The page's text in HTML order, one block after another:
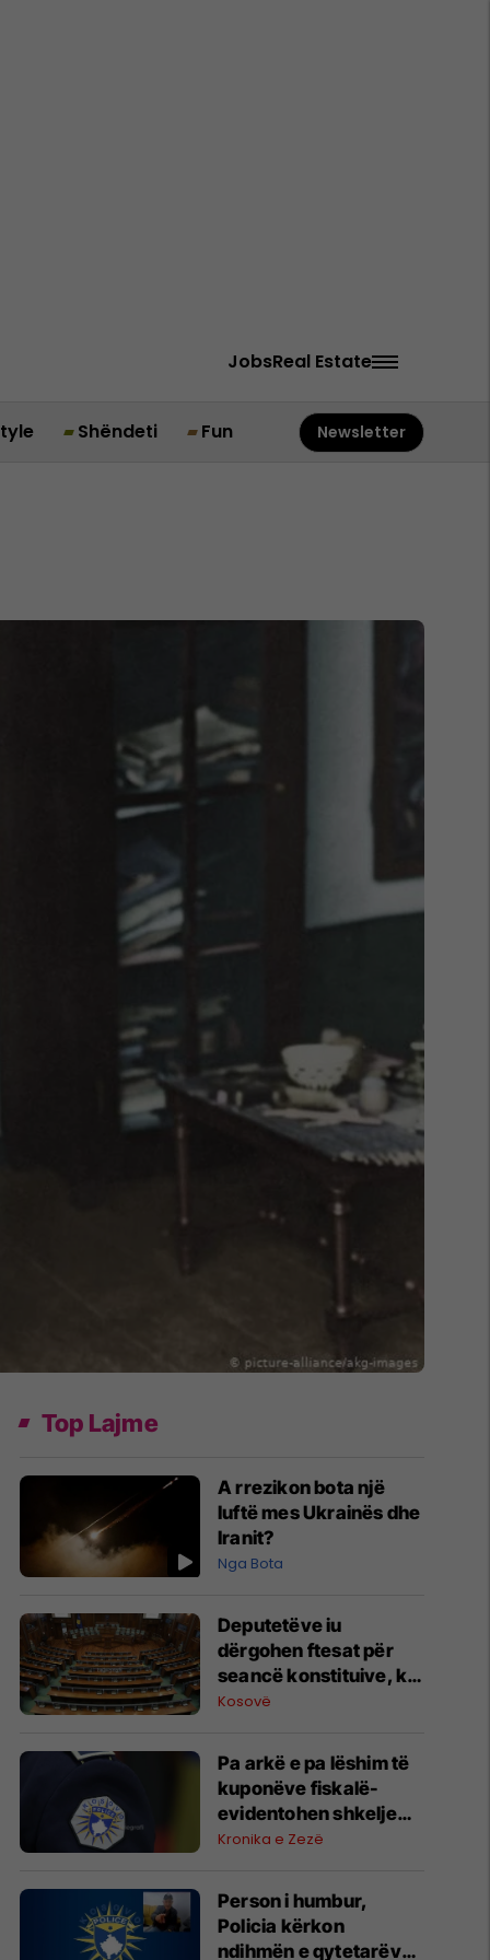
JobsReal Estate
Shëndeti Fun Newsletter
Top Lajme
A rrezikon bota një
luftë mes Ukrainës dhe
Iranit?
Nga Bota
​Deputetëve iu
dërgohen ftesat për
seancë konstituive, ky
është rendi i ditës
Kosovë
Pa arkë e pa lëshim të
kuponëve fiskalë-
evidentohen shkelje
nga inspektimet e
Podujevë, Lipjan,
Obiliq, Graçanicë
Kronika e Zezë
Person i humbur,
Policia kërkon
ndihmën e qytetarëve